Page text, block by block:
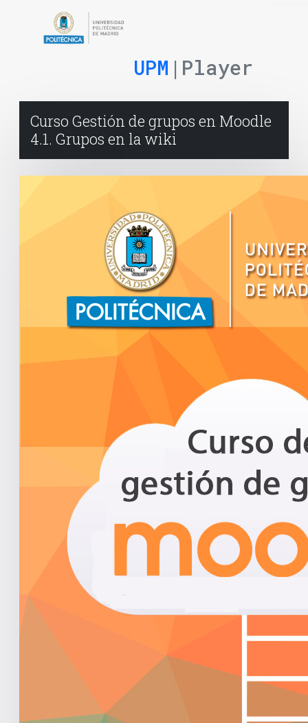
UPM |Player
Curso Gestión de grupos en Moodle
4.1. Grupos en la wiki